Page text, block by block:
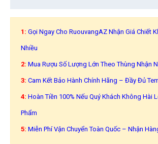
1: Gọi Ngay Cho RuouvangAZ Nhận Giá Chiết
Nhiều
2: Mua Rượu Số Lượng Lớn Theo Thùng Nhận
3: Cam Kết Bảo Hành Chính Hãng – Đầy Đủ
4: Hoàn Tiền 100% Nếu Quý Khách Không Hài
Phẩm
5: Miễn Phí Vận Chuyển Toàn Quốc – Nhận